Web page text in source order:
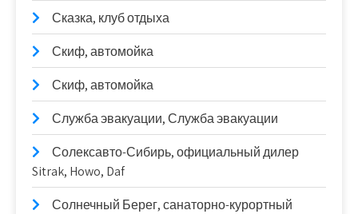
Сказка, клуб отдыха
Скиф, автомойка
Скиф, автомойка
Служба эвакуации, Служба эвакуации
Солексавто-Сибирь, официальный дилер
Sitrak, Howo, Daf
Солнечный Берег, санаторно-курортный